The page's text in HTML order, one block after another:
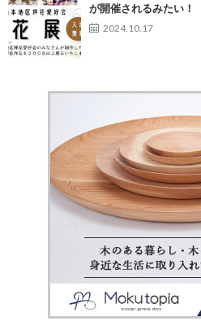
が開催されるみたい！
2024.10.17